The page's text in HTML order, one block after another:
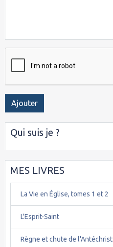
Ajouter
Qui suis je ?
MES LIVRES
La Vie en Église, tomes 1 et 2
L'Esprit-Saint
Règne et chute de l'Antéchrist